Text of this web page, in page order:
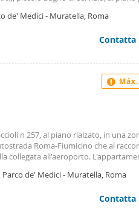
della cucina Contratto:4+4
de' Medici - Muratella, Roma
Contatta
n 257, al piano rialzato, in una
Roma-Fiumicino che al
collegata all'aeroporto.
autonomo, climatizzatore
ottimo, risultando adatto a chi
de' Medici - Muratella, Roma
Contatta